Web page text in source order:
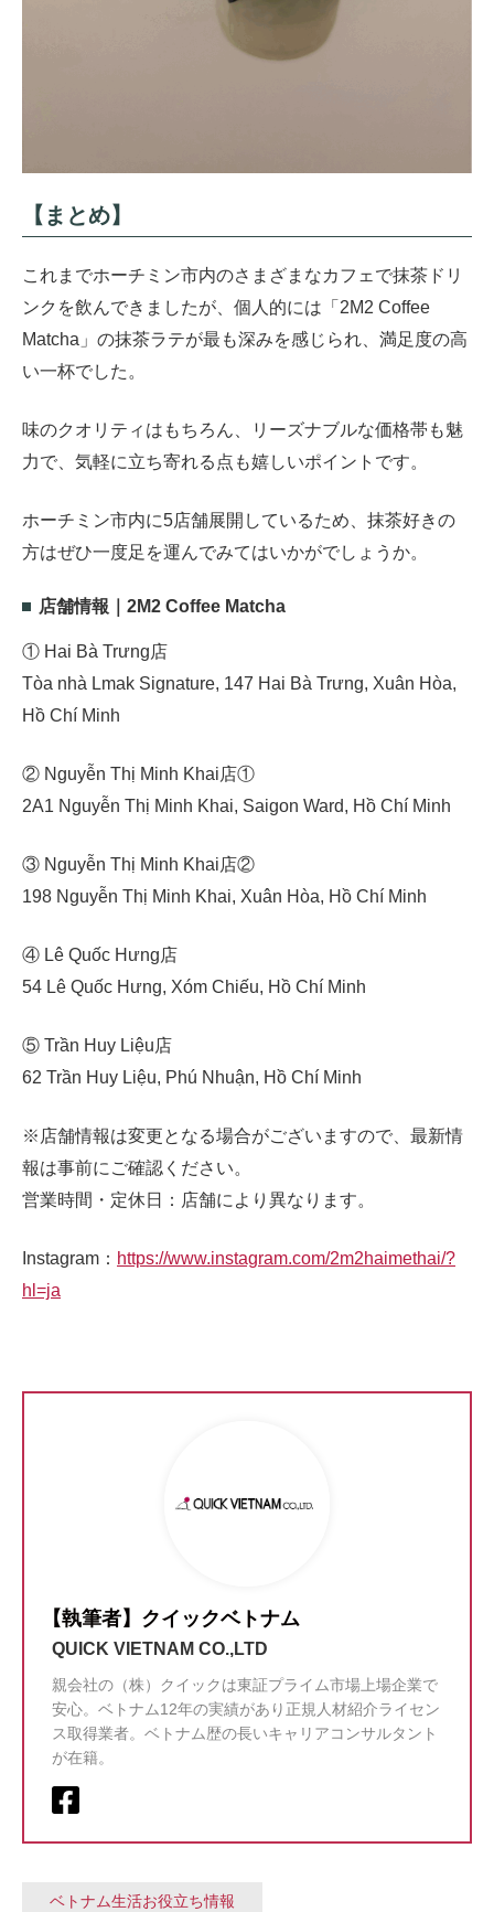
【まとめ】
これまでホーチミン市内のさまざまなカフェで抹茶ドリ
ンクを飲んできましたが、個人的には「2M2 Coffee
Matcha」の抹茶ラテが最も深みを感じられ、満足度の高
い一杯でした。
味のクオリティはもちろん、リーズナブルな価格帯も魅
力で、気軽に立ち寄れる点も嬉しいポイントです。
ホーチミン市内に5店舗展開しているため、抹茶好きの
方はぜひ一度足を運んでみてはいかがでしょうか。
店舗情報｜2M2 Coffee Matcha
① Hai Bà Trưng店
Tòa nhà Lmak Signature, 147 Hai Bà Trưng, Xuân Hòa,
Hồ Chí Minh
② Nguyễn Thị Minh Khai店①
2A1 Nguyễn Thị Minh Khai, Saigon Ward, Hồ Chí Minh
③ Nguyễn Thị Minh Khai店②
198 Nguyễn Thị Minh Khai, Xuân Hòa, Hồ Chí Minh
④ Lê Quốc Hưng店
54 Lê Quốc Hưng, Xóm Chiếu, Hồ Chí Minh
⑤ Trần Huy Liệu店
62 Trần Huy Liệu, Phú Nhuận, Hồ Chí Minh
※店舗情報は変更となる場合がございますので、最新情
報は事前にご確認ください。
営業時間・定休日：店舗により異なります。
Instagram： https://www.instagram.com/2m2haimethai/?
hl=ja
【執筆者】クイックベトナム
QUICK VIETNAM CO.,LTD
親会社の（株）クイックは東証プライム市場上場企業で
安心。ベトナム12年の実績があり正規人材紹介ライセン
ス取得業者。ベトナム歴の長いキャリアコンサルタント
が在籍。
ベトナム生活お役立ち情報